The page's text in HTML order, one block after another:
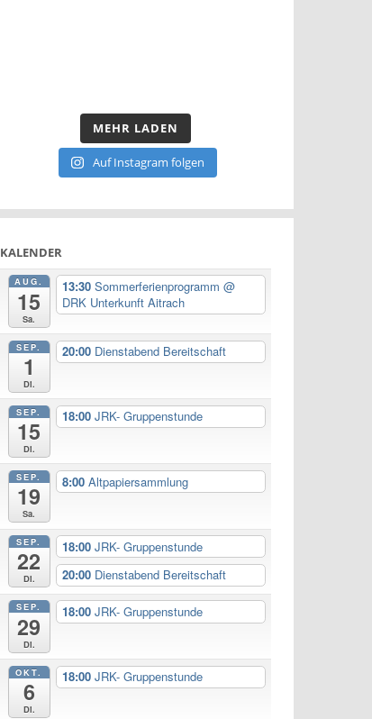
MEHR LADEN
Auf Instagram folgen
KALENDER
AUG.
15
Sa.
13:30 Sommerferienprogramm @
DRK Unterkunft Aitrach
SEP.
1
Di.
20:00 Dienstabend Bereitschaft
SEP.
15
Di.
18:00 JRK- Gruppenstunde
SEP.
19
Sa.
8:00 Altpapiersammlung
SEP.
22
Di.
18:00 JRK- Gruppenstunde
20:00 Dienstabend Bereitschaft
SEP.
29
Di.
18:00 JRK- Gruppenstunde
OKT.
6
Di.
18:00 JRK- Gruppenstunde